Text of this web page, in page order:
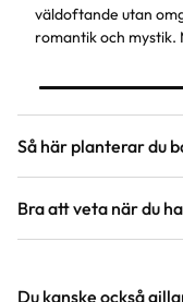
väldoftande utan
romantik och mystik.
hittar du svaren på
Så här planterar du
Guide
Bra att veta när du
Du kanske också